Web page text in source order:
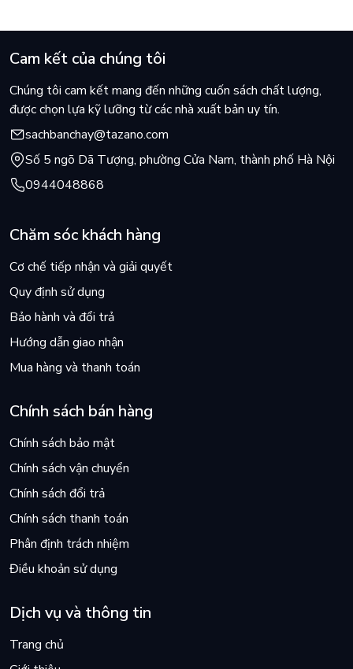
Cam kết của chúng tôi
Chúng tôi cam kết mang đến những cuốn sách chất lượng,
được chọn lựa kỹ lưỡng từ các nhà xuất bản uy tín.
sachbanchay@tazano.com
Số 5 ngõ Dã Tượng, phường Cửa Nam, thành phố Hà Nội
0944048868
Chăm sóc khách hàng
Cơ chế tiếp nhận và giải quyết
Quy định sử dụng
Bảo hành và đổi trả
Hướng dẫn giao nhận
Mua hàng và thanh toán
Chính sách bán hàng
Chính sách bảo mật
Chính sách vận chuyển
Chính sách đổi trả
Chính sách thanh toán
Phân định trách nhiệm
Điều khoản sử dụng
Dịch vụ và thông tin
Trang chủ